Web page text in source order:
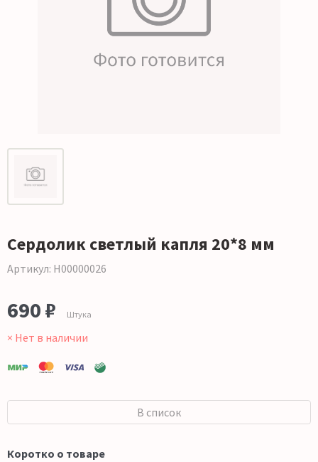
Сердолик светлый капля 20*8 мм
Артикул: Н00000026
690 ₽ Штука
× Нет в наличии
В список
Коротко о товаре